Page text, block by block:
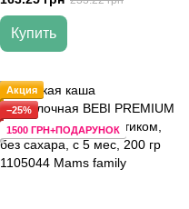
Купить
Акция
−25%
1500 ГРН+ПОДАРУНОК